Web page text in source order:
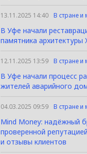
13.11.2025 14:40 В стране и
В Уфе начали
памятника архитектуры
12.11.2025 13:59 В стране и
В Уфе начали процесс
жителей аварийного
04.03.2025 09:59 В стране и
Mind Money: надёжный
проверенной
и отзывы клиентов